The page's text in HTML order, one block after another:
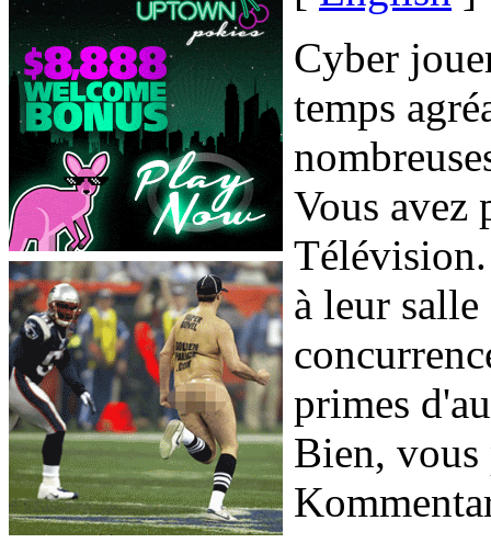
Cyber
temps
Vous avez
à leur
primes
Bien, vous